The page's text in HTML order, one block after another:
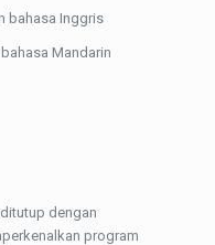
bahasa Inggris
Mandarin
dengan
program